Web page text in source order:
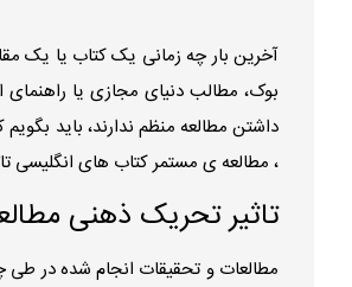
آخرین بار چه زمانی یک کتاب یا یک
بوک، مطالب دنیای مجازی یا
داشتن مطالعه منظم ندارند، باید
، مطالعه ی مستمر کتاب های انگلیسی
تاثیر تحریک ذهنی
مطالعات و تحقیقات انجام شده در